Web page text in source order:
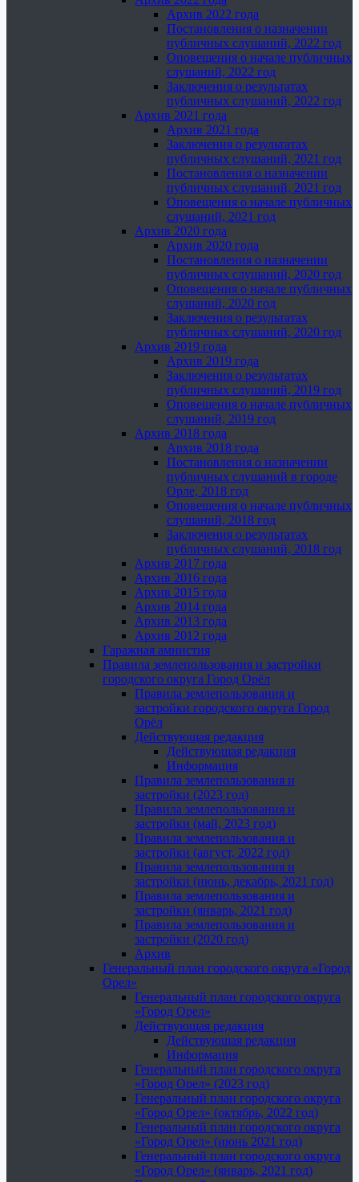
Архив 2022 года
Постановления о назначении
публичных слушаний, 2022 год
Оповещения о начале публичных
слушаний, 2022 год
Заключения о результатах
публичных слушаний, 2022 год
Архив 2021 года
Архив 2021 года
Заключения о результатах
публичных слушаний, 2021 год
Постановления о назначении
публичных слушаний, 2021 год
Оповещения о начале публичных
слушаний, 2021 год
Архив 2020 года
Архив 2020 года
Постановления о назначении
публичных слушаний, 2020 год
Оповещения о начале публичных
слушаний, 2020 год
Заключения о результатах
публичных слушаний, 2020 год
Архив 2019 года
Архив 2019 года
Заключения о результатах
публичных слушаний, 2019 год
Оповещения о начале публичных
слушаний, 2019 год
Архив 2018 года
Архив 2018 года
Постановления о назначении
публичных слушаний в городе
Орле, 2018 год
Оповещения о начале публичных
слушаний, 2018 год
Заключения о результатах
публичных слушаний, 2018 год
Архив 2017 года
Архив 2016 года
Архив 2015 года
Архив 2014 года
Архив 2013 года
Архив 2012 года
Гаражная амнистия
Правила землепользования и застройки
городского округа Город Орёл
Правила землепользования и
застройки городского округа Город
Орёл
Действующая редакция
Действующая редакция
Информация
Правила землепользования и
застройки (2023 год)
Правила землепользования и
застройки (май, 2023 год)
Правила землепользования и
застройки (август, 2022 год)
Правила землепользования и
застройки (июнь, декабрь, 2021 год)
Правила землепользования и
застройки (январь, 2021 год)
Правила землепользования и
застройки (2020 год)
Архив
Генеральный план городского округа «Город
Орел»
Генеральный план городского округа
«Город Орел»
Действующая редакция
Действующая редакция
Информация
Генеральный план городского округа
«Город Орел» (2023 год)
Генеральный план городского округа
«Город Орел» (октябрь, 2022 год)
Генеральный план городского округа
«Город Орел» (июнь 2021 год)
Генеральный план городского округа
«Город Орел» (январь, 2021 год)